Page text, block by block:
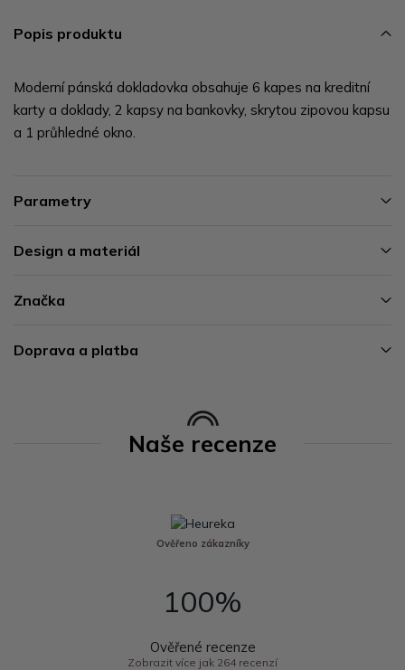
Popis produktu
Moderní pánská dokladovka obsahuje 6 kapes na kreditní
karty a doklady, 2 kapsy na bankovky, skrytou zipovou kapsu
a 1 průhledné okno.
Parametry
Design a materiál
Značka
Doprava a platba
Naše recenze
Ověřeno zákazníky
100%
Ověřené recenze
Zobrazit více jak 264 recenzí